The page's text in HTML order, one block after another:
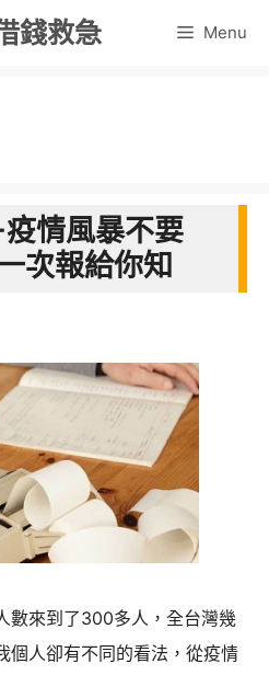
錢救急 Menu
情風暴不要
次報給你知
數來到了300多人，全台灣幾
個人卻有不同的看法，從疫情